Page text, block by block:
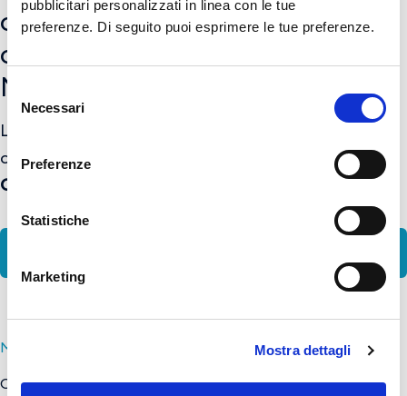
pubblicitari personalizzati in linea con le tue
preferenze. Di seguito puoi esprimere le tue preferenze.
Selezione
del
consenso
Necessari
Preferenze
Statistiche
Marketing
Mostra dettagli
celebrano la ripresa dei
collegamenti stagionali tra
Napoli e gli Stati Uniti
La compagnia aerea statunitense riprende i
collegamenti da Napoli per
Philadelphia (PHL)e
Chicago (ORD)
Mostra di più
Corporate Communications & Media Relations